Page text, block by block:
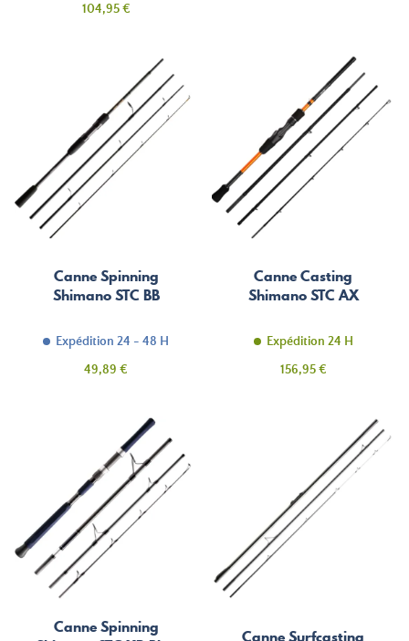
Prix
104,95 €
Canne Spinning
Shimano STC BB
Expédition 24 - 48 H
Prix
49,89 €
Canne Casting
Shimano STC AX
Expédition 24 H
Prix
156,95 €
Canne Spinning
Canne Surfcasting